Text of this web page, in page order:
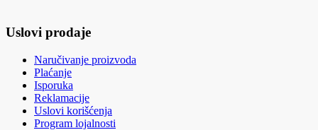
Uslovi prodaje
Naručivanje proizvoda
Plaćanje
Isporuka
Reklamacije
Uslovi korišćenja
Program lojalnosti